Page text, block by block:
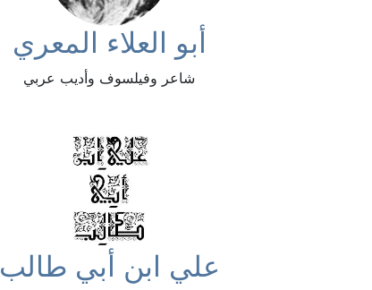
أبو العلاء المعري
شاعر وفيلسوف وأديب عربي
علي ابن أبي طالب